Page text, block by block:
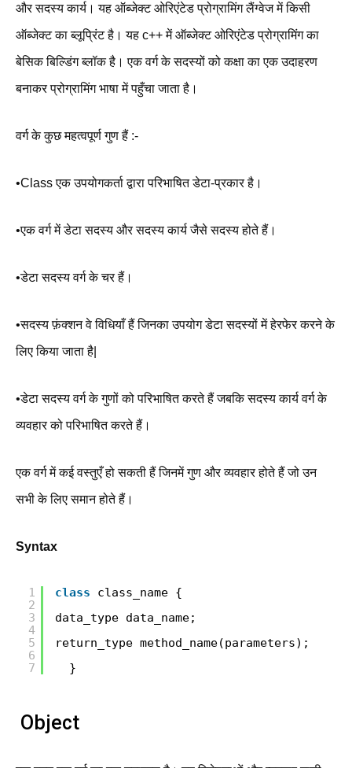
और सदस्य कार्य। यह ऑब्जेक्ट ओरिएंटेड प्रोग्रामिंग लैंग्वेज में किसी
ऑब्जेक्ट का ब्लूप्रिंट है। यह c++ में ऑब्जेक्ट ओरिएंटेड प्रोग्रामिंग का
बेसिक बिल्डिंग ब्लॉक है। एक वर्ग के सदस्यों को कक्षा का एक उदाहरण
बनाकर प्रोग्रामिंग भाषा में पहुँचा जाता है।
वर्ग के कुछ महत्वपूर्ण गुण हैं :-
•Class एक उपयोगकर्ता द्वारा परिभाषित डेटा-प्रकार है।
•एक वर्ग में डेटा सदस्य और सदस्य कार्य जैसे सदस्य होते हैं।
•डेटा सदस्य वर्ग के चर हैं।
•सदस्य फ़ंक्शन वे विधियाँ हैं जिनका उपयोग डेटा सदस्यों में हेरफेर करने के
लिए किया जाता है|
•डेटा सदस्य वर्ग के गुणों को परिभाषित करते हैं जबकि सदस्य कार्य वर्ग के
व्यवहार को परिभाषित करते हैं।
एक वर्ग में कई वस्तुएँ हो सकती हैं जिनमें गुण और व्यवहार होते हैं जो उन
सभी के लिए समान होते हैं।
Syntax
1
2
3
4
5
6
7
class
class_name {
data_type data_name;
return_type method_name(parameters);
}
Object